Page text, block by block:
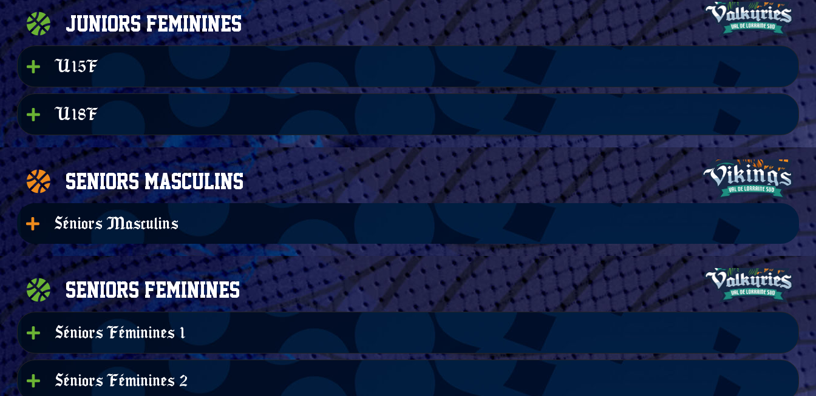
Juniors Feminines
U15F
U18F
Seniors masculins
Séniors Masculins
Seniors Feminines
Séniors Féminines 1
Séniors Féminines 2